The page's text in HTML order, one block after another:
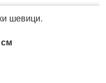
шевици.
см